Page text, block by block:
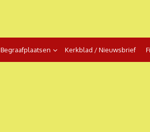
Begraafplaatsen Kerkblad / Nieuwsbrief